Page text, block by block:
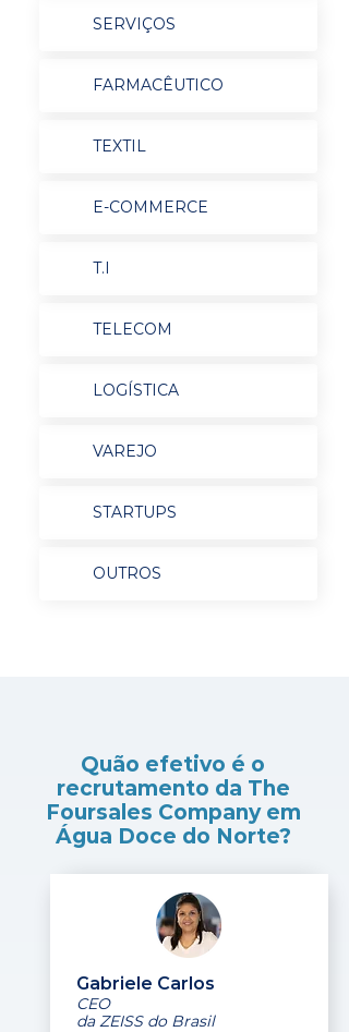
SERVIÇOS
FARMACÊUTICO
TEXTIL
E-COMMERCE
T.I
TELECOM
LOGÍSTICA
VAREJO
STARTUPS
OUTROS
Quão efetivo é o
recrutamento da The
Foursales Company em
Água Doce do Norte?
Gabriele Carlos
CEO
da ZEISS do Brasil